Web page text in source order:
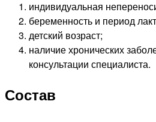
индивидуальная
беременность и период
детский возраст;
наличие хронических
консультации специалиста.
Состав